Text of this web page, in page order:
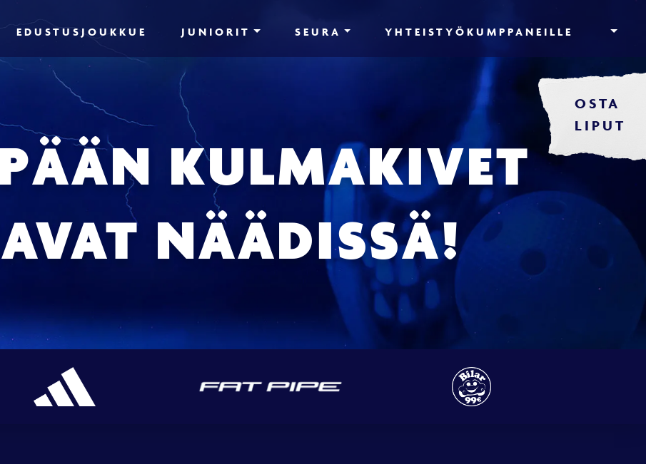
EDUSTUSJOUKKUE JUNIORIT SEURA YHTEISTYÖKUMPPANEILLE
OSTA
LIPUT
KULMAKIVET
NÄÄDISSÄ!